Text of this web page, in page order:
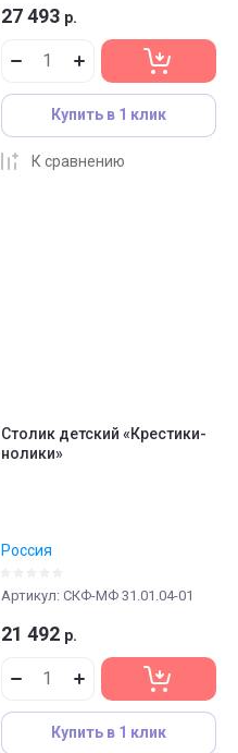
27 493 р.
Купить в 1 клик
К сравнению
Столик детский «Крестики-
нолики»
Россия
Артикул: СКФ-МФ 31.01.04-01
21 492 р.
Купить в 1 клик